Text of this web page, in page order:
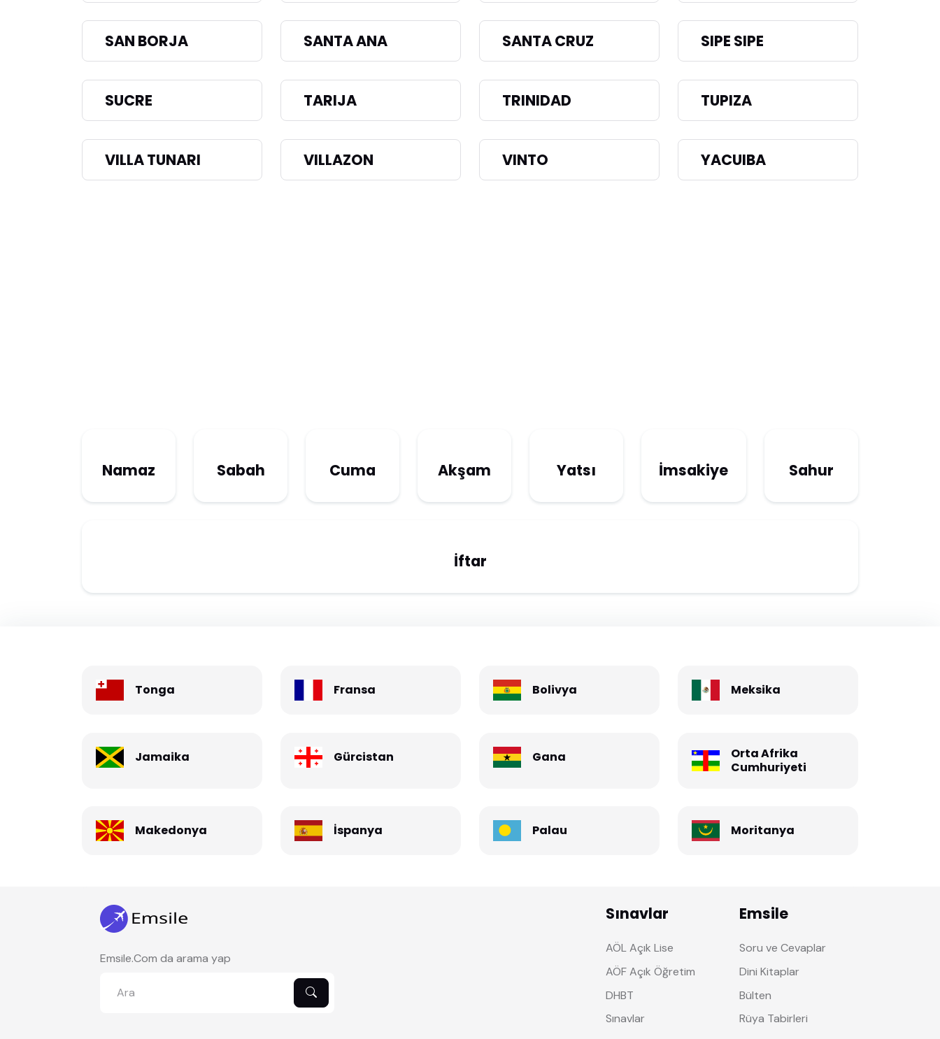
SAN BORJA SANTA ANA SANTA CRUZ SIPE SIPE
SUCRE TARIJA TRINIDAD TUPIZA
VILLA TUNARI VILLAZON VINTO YACUIBA
Namaz Sabah Cuma Akşam Yatsı İmsakiye Sahur
İftar
Tonga Fransa Bolivya Meksika
Jamaika Gürcistan Gana
Orta Afrika
Cumhuriyeti
Makedonya İspanya Palau Moritanya
Emsile.Com da arama yap
Sınavlar
AÖL Açık Lise
AÖF Açık Öğretim
DHBT
Sınavlar
Emsile
Soru ve Cevaplar
Dini Kitaplar
Bülten
Rüya Tabirleri